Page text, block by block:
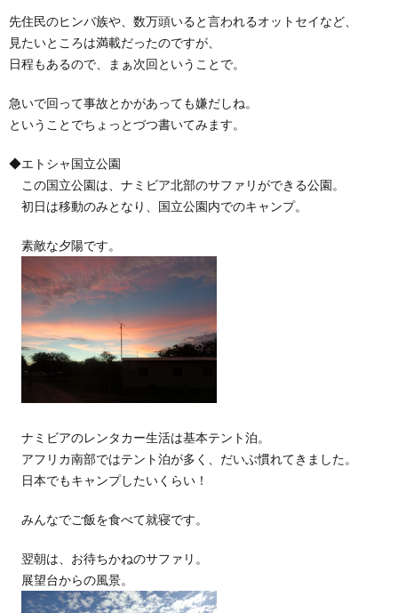
先住民のヒンバ族や、数万頭いると言われるオットセイなど、
見たいところは満載だったのですが、
日程もあるので、まぁ次回ということで。
急いで回って事故とかがあっても嫌だしね。
ということでちょっとづつ書いてみます。
◆エトシャ国立公園
この国立公園は、ナミビア北部のサファリができる公園。
初日は移動のみとなり、国立公園内でのキャンプ。
素敵な夕陽です。
ナミビアのレンタカー生活は基本テント泊。
アフリカ南部ではテント泊が多く、だいぶ慣れてきました。
日本でもキャンプしたいくらい！
みんなでご飯を食べて就寝です。
翌朝は、お待ちかねのサファリ。
展望台からの風景。